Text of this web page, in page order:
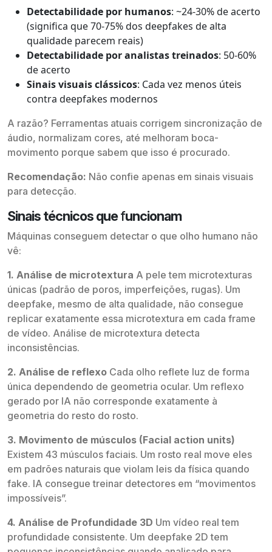
Detectabilidade por humanos: ~24-30% de acerto
(significa que 70-75% dos deepfakes de alta
qualidade parecem reais)
Detectabilidade por analistas treinados: 50-60%
de acerto
Sinais visuais clássicos: Cada vez menos úteis
contra deepfakes modernos
A razão? Ferramentas atuais corrigem sincronização de
áudio, normalizam cores, até melhoram boca-
movimento porque sabem que isso é procurado.
Recomendação: Não confie apenas em sinais visuais
para detecção.
Sinais técnicos quefuncionam
Máquinas conseguem detectar o que olho humano não
vê:
1. Análise de microtextura A pele tem microtexturas
únicas (padrão de poros, imperfeições, rugas). Um
deepfake, mesmo de alta qualidade, não consegue
replicar exatamente essa microtextura em cada frame
de vídeo. Análise de microtextura detecta
inconsistências.
2. Análise de reflexo Cada olho reflete luz de forma
única dependendo de geometria ocular. Um reflexo
gerado por IA não corresponde exatamente à
geometria do resto do rosto.
3. Movimento de músculos (Facial action units)
Existem 43 músculos faciais. Um rosto real move eles
em padrões naturais que violam leis da física quando
fake. IA consegue treinar detectores em “movimentos
impossíveis”.
4. Análise de Profundidade 3D Um vídeo real tem
profundidade consistente. Um deepfake 2D tem